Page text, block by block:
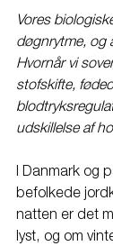
Vores
døgnrytme, og
Hvornår vi
stofskifte,
udskillelse af
I Danmark og
befolkede
natten er det
lyst, og om